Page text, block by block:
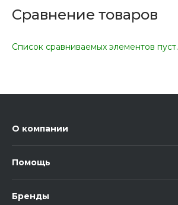
Сравнение товаров
Список сравниваемых элементов пуст.
О компании
Помощь
Бренды